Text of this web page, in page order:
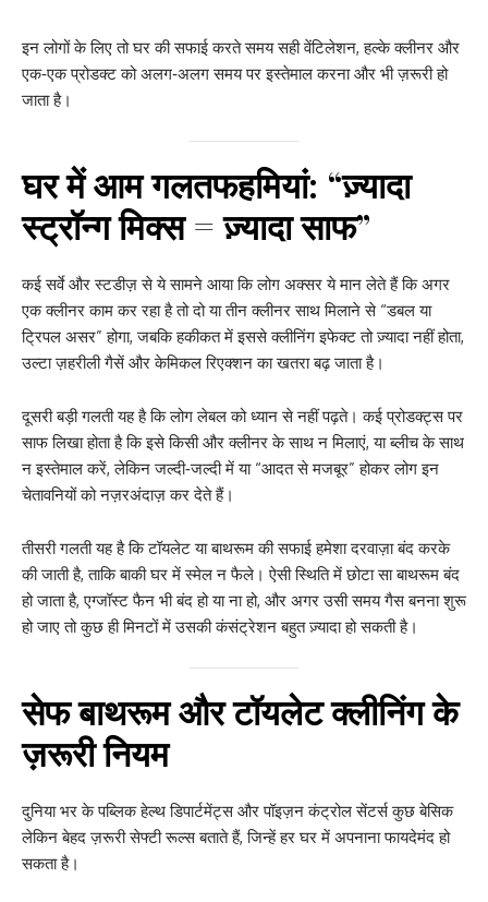
इन लोगों के लिए तो घर की सफाई करते समय सही वेंटिलेशन, हल्के क्लीनर और
एक‑एक प्रोडक्ट को अलग‑अलग समय पर इस्तेमाल करना और भी ज़रूरी हो
जाता है।
घर में आम गलतफहमियां: “ज़्यादा
स्ट्रॉन्ग मिक्स = ज़्यादा साफ”
कई सर्वे और स्टडीज़ से ये सामने आया कि लोग अक्सर ये मान लेते हैं कि अगर
एक क्लीनर काम कर रहा है तो दो या तीन क्लीनर साथ मिलाने से “डबल या
ट्रिपल असर” होगा, जबकि हकीकत में इससे क्लीनिंग इफेक्ट तो ज़्यादा नहीं होता,
उल्टा ज़हरीली गैसें और केमिकल रिएक्शन का खतरा बढ़ जाता है।
दूसरी बड़ी गलती यह है कि लोग लेबल को ध्यान से नहीं पढ़ते। कई प्रोडक्ट्स पर
साफ लिखा होता है कि इसे किसी और क्लीनर के साथ न मिलाएं, या ब्लीच के साथ
न इस्तेमाल करें, लेकिन जल्दी‑जल्दी में या “आदत से मजबूर” होकर लोग इन
चेतावनियों को नज़रअंदाज़ कर देते हैं।
तीसरी गलती यह है कि टॉयलेट या बाथरूम की सफाई हमेशा दरवाज़ा बंद करके
की जाती है, ताकि बाकी घर में स्मेल न फैले। ऐसी स्थिति में छोटा सा बाथरूम बंद
हो जाता है, एग्जॉस्ट फैन भी बंद हो या ना हो, और अगर उसी समय गैस बनना शुरू
हो जाए तो कुछ ही मिनटों में उसकी कंसंट्रेशन बहुत ज़्यादा हो सकती है।
सेफ बाथरूम और टॉयलेट क्लीनिंग के
ज़रूरी नियम
दुनिया भर के पब्लिक हेल्थ डिपार्टमेंट्स और पॉइज़न कंट्रोल सेंटर्स कुछ बेसिक
लेकिन बेहद ज़रूरी सेफ्टी रूल्स बताते हैं, जिन्हें हर घर में अपनाना फायदेमंद हो
सकता है।